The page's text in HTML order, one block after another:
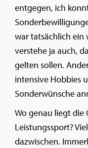
entgegen, ich
war tatsächlich ein
verstehe ja auch,
gelten sollen.
intensive Hobbies
Sonderwünsche
Wo genau liegt die
Leistungssport?
dazwischen.